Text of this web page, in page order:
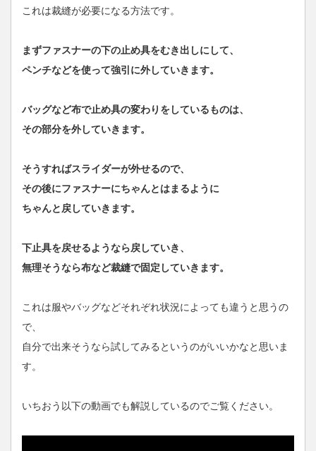
これは裁縫が必要になる方法です。
まずファスナーの下の止め具をむき出しにして、
ペンチなどを使って強引に外していきます。
バッグなど布で止め具の変わりをしているものは、
その部分を外していきます。
そうすればスライダーが外せるので、
その後にファスナーにちゃんとはまるように
ちゃんと戻していきます。
下止具を戻せるようなら戻していき、
無理そうなら布など裁縫で固定していきます。
これは服やバッグなどそれぞれ状況によっても違うと思うの
で、
自分で出来そうなら試してみるというのがいいかなと思いま
す。
いちおう以下の動画でも解説しているのでご覧ください。